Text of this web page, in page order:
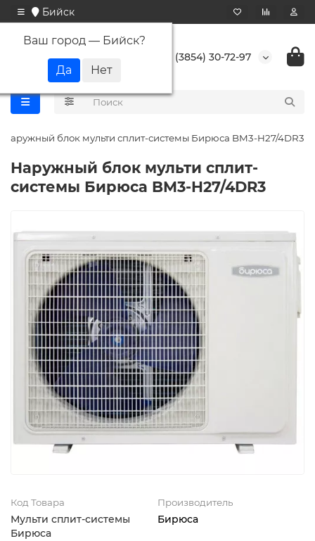
Бийск
Ваш город — Бийск?
+7 (3854) 30-72-97
Наружный блок мульти сплит-системы Бирюса BM3-H27/4DR3
Наружный блок мульти сплит-
системы Бирюса BM3-H27/4DR3
Код Товара
Мульти сплит-системы
Бирюса
Производитель
Бирюса